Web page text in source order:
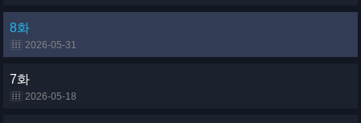
8화
2026-05-31
7화
2026-05-18